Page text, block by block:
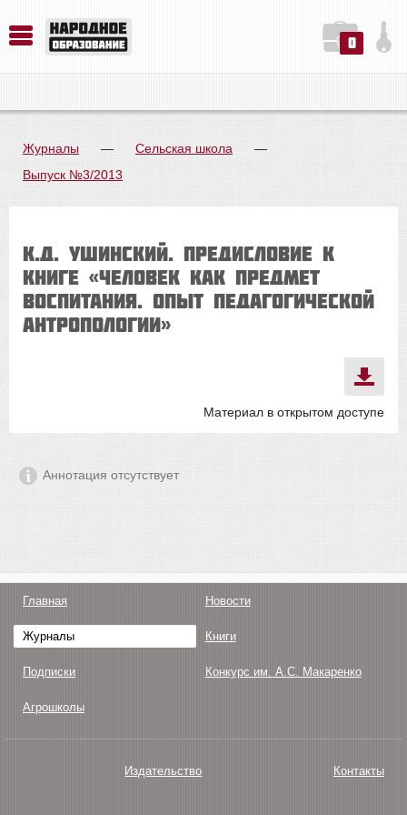
0
Журналы — Сельская школа
—
Выпуск №3/2013
К.Д. Ушинский. Предисловие к
книге «Человек как предмет
воспитания. Опыт педагогической
антропологии»
Материал в открытом доступе
Аннотация отсутствует
Главная Новости
Журналы Книги
Подписки Конкурс им. А.С. Макаренко
Агрошколы
Издательство Контакты